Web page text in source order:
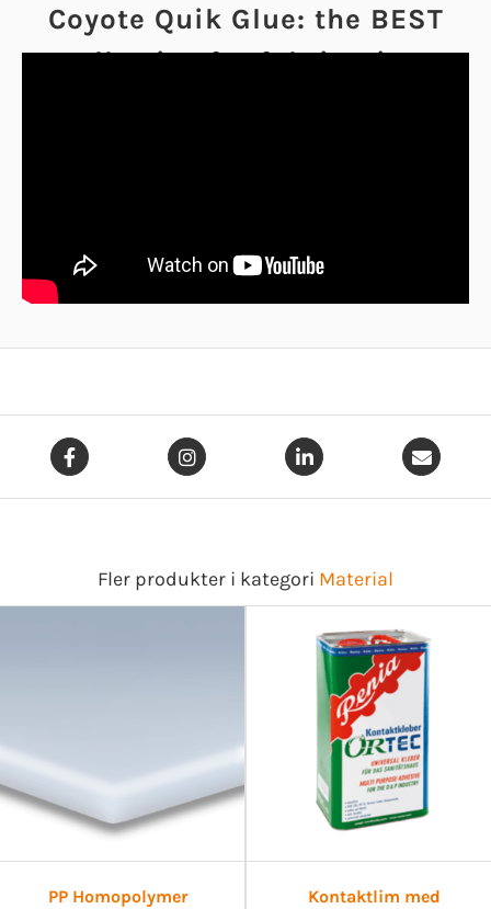
Coyote Quik Glue: the BEST
adhesive for fabrication
Fler produkter i kategori Material
PP Homopolymer
Kontaktlim med